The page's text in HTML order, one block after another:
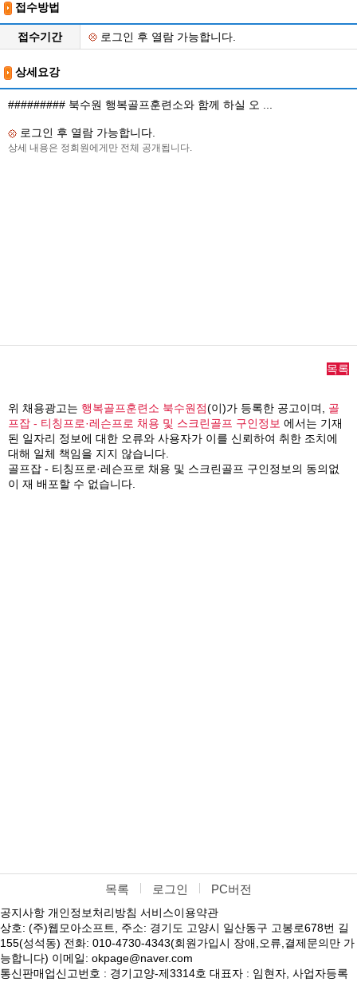
접수방법
접수기간 로그인 후 열람 가능합니다.
상세요강
######### 북수원 행복골프훈련소와 함께 하실 오 ...
로그인 후 열람 가능합니다.
상세 내용은 정회원에게만 전체 공개됩니다.
목록
위 채용광고는 행복골프훈련소 북수원점(이)가 등록한 공고이며, 골
프잡 - 티칭프로·레슨프로 채용 및 스크린골프 구인정보 에서는 기재
된 일자리 정보에 대한 오류와 사용자가 이를 신뢰하여 취한 조치에
대해 일체 책임을 지지 않습니다.
골프잡 - 티칭프로·레슨프로 채용 및 스크린골프 구인정보의 동의없
이 재 배포할 수 없습니다.
목록 로그인 PC버전
공지사항 개인정보처리방침 서비스이용약관
상호: (주)웹모아소프트, 주소: 경기도 고양시 일산동구 고봉로678번 길
155(성석동) 전화: 010-4730-4343(회원가입시 장애,오류,결제문의만 가
능합니다) 이메일: okpage@naver.com
통신판매업신고번호 : 경기고양-제3314호 대표자 : 임현자, 사업자등록